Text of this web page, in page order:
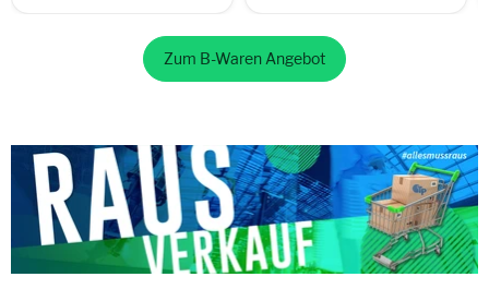
Zum B-Waren Angebot